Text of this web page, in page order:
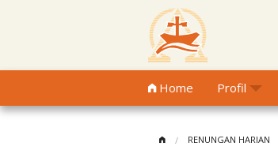
Home Profil
RENUNGAN HARIAN